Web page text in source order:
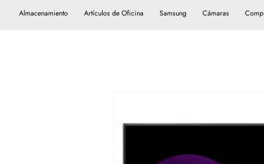
Almacenamiento Artículos de Oficina Samsung Cámaras